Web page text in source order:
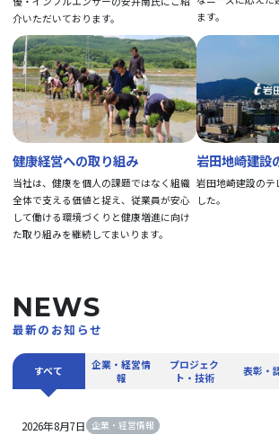
介いただいております。
ます。
健康経営への取り組み
当社は、健康を個人の課題ではなく組織
全体で支える価値と捉え、従業員が安心
して働ける環境づくりと健康増進に向け
た取り組みを継続してまいります。
岩田地崎建設
岩田地崎建設のテ
した。
NEWS
最新のお知らせ
すべて
企業・経営情
報
プロジェク
ト・技術
表彰・
2026年8月7日 企業・経営情報